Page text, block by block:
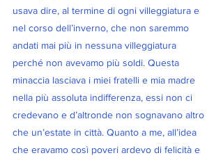
usava dire, al termine di ogni villeggiatura e
nel corso dell’inverno, che non saremmo
andati mai più in nessuna villeggiatura
perché non avevamo più soldi. Questa
minaccia lasciava i miei fratelli e mia madre
nella più assoluta indifferenza, essi non ci
credevano e d’altronde non sognavano altro
che un’estate in città. Quanto a me, all’idea
che eravamo così poveri ardevo di felicità e